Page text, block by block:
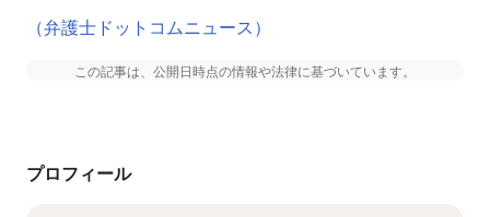
（弁護士ドットコムニュース）
この記事は、公開日時点の情報や法律に基づいています。
プロフィール